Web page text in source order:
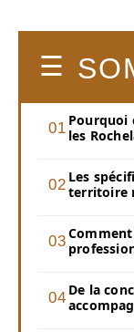
Pourquoi
les
Les
territoire
De la